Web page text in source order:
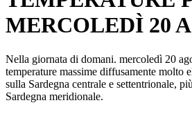
MERCOLEDÌ 20
Nella giornata di domani. mercoledì 20
temperature massime diffusamente molto
sulla Sardegna centrale e settentrionale,
Sardegna meridionale.